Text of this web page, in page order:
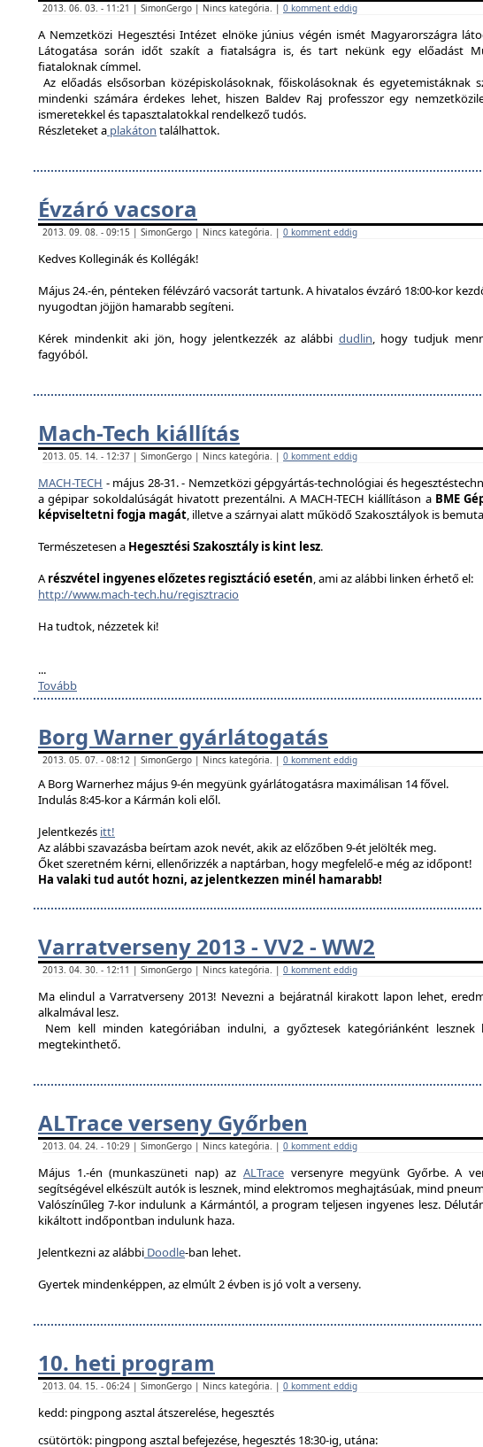
2013. 06. 03. - 11:21 | SimonGergo | Nincs kategória. | 0 komment eddig
A Nemzetközi Hegesztési Intézet elnöke június végén ismét Magyarországra
Látogatása során időt szakít a fiatalságra is, és tart nekünk egy előadást
fiataloknak címmel.
Az előadás elsősorban középiskolásoknak, főiskolásoknak és egyetemistáknak
mindenki számára érdekes lehet, hiszen Baldev Raj professzor egy
ismeretekkel és tapasztalatokkal rendelkező tudós.
Részleteket a plakáton találhattok.
Évzáró vacsora
2013. 09. 08. - 09:15 | SimonGergo | Nincs kategória. | 0 komment eddig
Kedves Kolleginák és Kollégák!
Május 24.-én, pénteken félévzáró vacsorát tartunk. A hivatalos évzáró 18:00-kor
nyugodtan jöjjön hamarabb segíteni.
Kérek mindenkit aki jön, hogy jelentkezzék az alábbi dudlin, hogy tudjuk
fagyóból.
Mach-Tech kiállítás
2013. 05. 14. - 12:37 | SimonGergo | Nincs kategória. | 0 komment eddig
MACH-TECH - május 28-31.- Nemzetközi gépgyártás-technológiai és
a gépipar sokoldalúságát hivatott prezentálni. A MACH-TECH kiállításon a BME
képviseltetni fogja magát, illetve a szárnyai alatt működő Szakosztályok is
Természetesen a Hegesztési Szakosztály is kint lesz.
Arészvétel ingyenes előzetes regisztáció esetén, ami az alábbi linken érhető el:
http://www.mach-tech.hu/regisztracio
Ha tudtok, nézzetek ki!
...
Tovább
Borg Warner gyárlátogatás
2013. 05. 07. - 08:12 | SimonGergo | Nincs kategória. | 0 komment eddig
A Borg Warnerhez május 9-én megyünk gyárlátogatásra maximálisan 14 fővel.
Indulás 8:45-kor a Kármán koli elől.
Jelentkezés itt!
Az alábbi szavazásba beírtam azok nevét, akik az előzőben 9-ét jelölték meg.
Őket szeretném kérni, ellenőrizzék a naptárban, hogy megfelelő-e még az időpont!
Ha valaki tud autót hozni, az jelentkezzen minél hamarabb!
Varratverseny 2013 - VV2 - WW2
2013. 04. 30. - 12:11 | SimonGergo | Nincs kategória. | 0 komment eddig
Ma elindul a Varratverseny 2013! Nevezni a bejáratnál kirakott lapon lehet,
alkalmával lesz.
Nem kell minden kategóriában indulni, a győztesek kategóriánként lesznek
megtekinthető.
ALTrace verseny Győrben
2013. 04. 24. - 10:29 | SimonGergo | Nincs kategória. | 0 komment eddig
Május 1.-én (munkaszüneti nap) az ALTraceversenyre megyünk Győrbe. A
segítségével elkészült autók is lesznek, mind elektromos meghajtásúak, mind
Valószínűleg 7-kor indulunk a Kármántól, a program teljesen ingyenes lesz.
kikáltott indőpontban indulunk haza.
Jelentkezni az alábbi Doodle-ban lehet.
Gyertek mindenképpen, az elmúlt 2 évben is jó volt a verseny.
10. heti program
2013. 04. 15. - 06:24 | SimonGergo | Nincs kategória. | 0 komment eddig
kedd: pingpong asztal átszerelése, hegesztés
csütörtök: pingpong asztal befejezése, hegesztés 18:30-ig, utána: